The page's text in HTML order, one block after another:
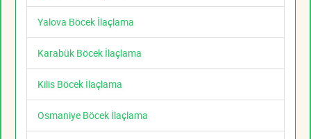
Yalova Böcek İlaçlama
Karabük Böcek İlaçlama
Kilis Böcek İlaçlama
Osmaniye Böcek İlaçlama